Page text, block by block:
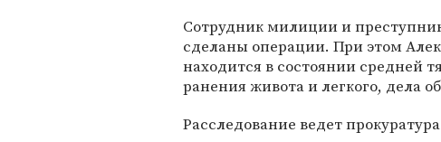
Сотрудник милиции и
сделаны операции. При этом
находится в состоянии средней
ранения живота и легкого, дела
Расследование ведет